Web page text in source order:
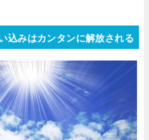
込みはカンタンに解放される